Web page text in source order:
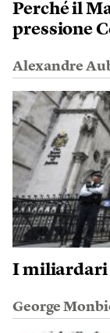
Perché il
pressione
Alexandre
I miliardari
George